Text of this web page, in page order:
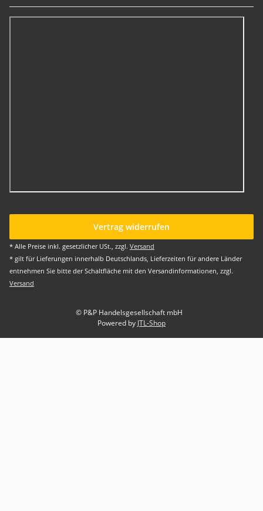
Vertrag widerrufen
* Alle Preise inkl. gesetzlicher USt., zzgl. Versand
* gilt für Lieferungen innerhalb Deutschlands, Lieferzeiten für andere Länder
entnehmen Sie bitte der Schaltfläche mit den Versandinformationen, zzgl.
Versand
© P&P Handelsgesellschaft mbH
Powered by JTL-Shop